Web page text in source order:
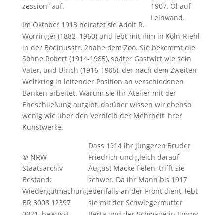
1907. Öl auf
Leinwand.
zes­si­on“ auf.
Im Oktober 1913 heiratet sie Adolf R.
Worringer (1882–1960) und lebt mit ihm in Köln-Riehl
in der Bodinusstr. 2nahe dem Zoo. Sie bekommt die
Söhne Ro­bert (1914-1985), später Gastwirt wie sein
Vater, und Ul­rich (1916-1986), der nach dem Zweiten
Weltkrieg in leitender Position an verschiedenen
Banken arbeitet. Warum sie ihr Atelier mit der
Eheschließung aufgibt, darüber wissen wir ebenso
wenig wie über den Verbleib der Mehrheit ihrer
Kunstwerke.
© NRW
Staatsarchiv
Bestand:
Wiedergutmachung
BR 3008 12397
Dass 1914 ihr jüngeren Bru­der
Fried­rich und gleich darauf
August Macke fielen, trifft sie
schwer. Da ihr Mann bis 1917
ebenfalls an der Front dient, lebt
sie mit der Schwiegermutter